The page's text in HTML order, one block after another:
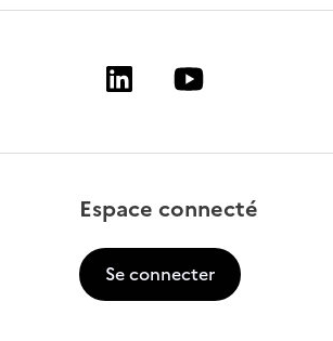
LinkedinYoutube
Espace connecté
Se connecter